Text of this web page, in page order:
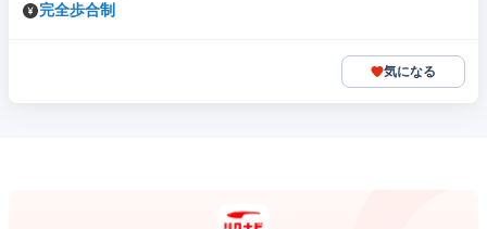
完全歩合制
気になる